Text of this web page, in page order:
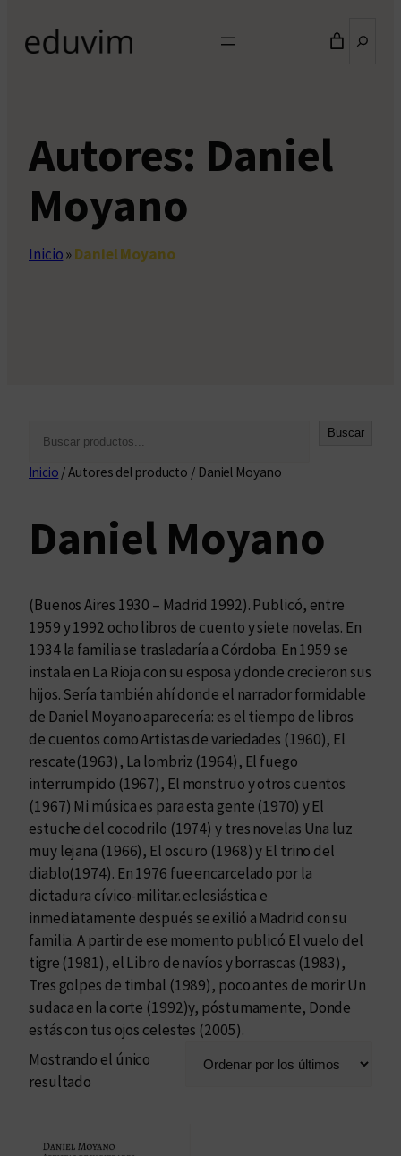
Autores: Daniel
Moyano
Inicio»Daniel Moyano
s
a
Buscar
Inicio / Autores del producto / Daniel Moyano
Daniel Moyano
(Buenos Aires 1930 – Madrid 1992). Publicó, entre
1959 y 1992 ocho libros de cuento y siete novelas. En
1934 la familia se trasladaría a Córdoba. En 1959 se
instala en La Rioja con su esposa y donde crecieron sus
hijos. Sería también ahí donde el narrador formidable
de Daniel Moyano aparecería: es el tiempo de libros
de cuentos como Artistas de variedades (1960), El
rescate(1963), La lombriz (1964), El fuego
interrumpido (1967), El monstruo y otros cuentos
(1967) Mi música es para esta gente (1970) y El
estuche del cocodrilo (1974) y tres novelas Una luz
muy lejana (1966), El oscuro (1968) y El trino del
diablo(1974). En 1976 fue encarcelado por la
dictadura cívico-militar. eclesiástica e
inmediatamente después se exilió a Madrid con su
familia. A partir de ese momento publicó El vuelo del
tigre (1981), el Libro de navíos y borrascas (1983),
Tres golpes de timbal (1989), poco antes de morir Un
sudaca en la corte (1992)y, póstumamente, Donde
estás con tus ojos celestes (2005).
Mostrando el único
resultado